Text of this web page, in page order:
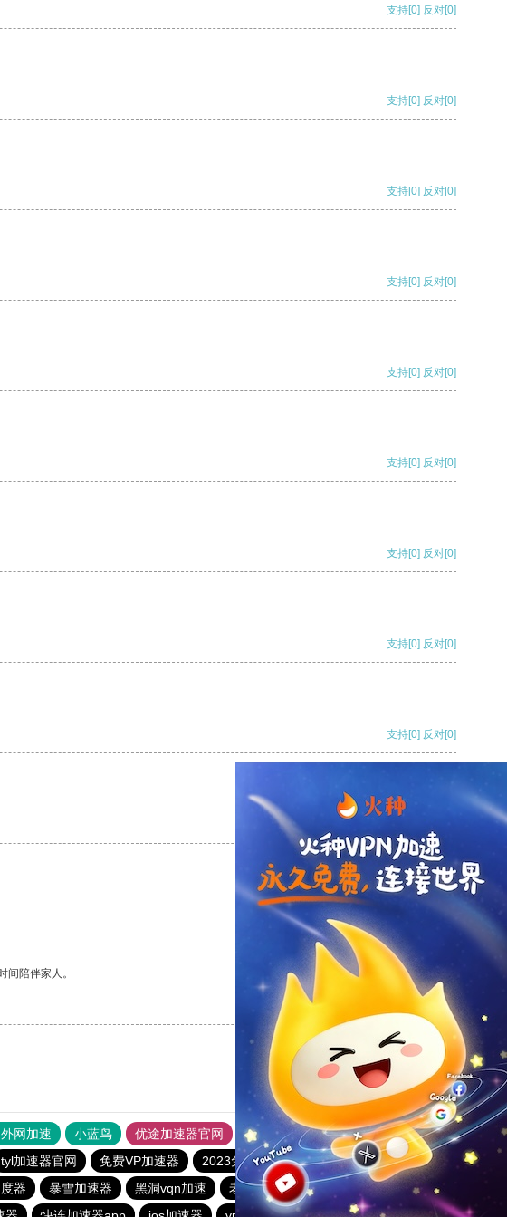
支持[0] 反对[0]
支持[0] 反对[0]
支持[0] 反对[0]
支持[0] 反对[0]
支持[0] 反对[0]
支持[0] 反对[0]
支持[0] 反对[0]
支持[0] 反对[0]
支持[0] 反对[0]
反对
陪伴家人。
反对[0]
网加速 小蓝鸟 优途加速器官网 风驰加速器 旋风加速器
八戒看书
tyl加速器官网 免费VP加速器
2023免费加速神器
器 暴雪加速器 黑洞vqn加速 老王vp官网 雷霆加器速
outline